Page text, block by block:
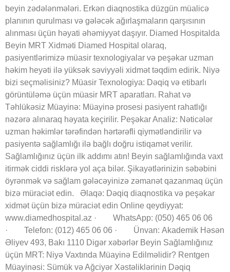
beyin zədələnmələri. Erkən diaqnostika düzgün müalicə
planının qurulması və gələcək ağırlaşmaların qarşısının
alınması üçün həyati əhəmiyyət daşıyır. Diamed Hospitalda
Beyin MRT Xidməti Diamed Hospital olaraq,
pasiyentlərimizə müasir texnologiyalar və peşəkar uzman
həkim heyəti ilə yüksək səviyyəli xidmət təqdim edirik. Niyə
bizi seçməlisiniz? Müasir Texnologiya: Dəqiq və etibarlı
görüntüləmə üçün müasir MRT aparatları. Rahat və
Təhlükəsiz Müayinə: Müayinə prosesi pasiyent rahatlığı
nəzərə alınaraq həyata keçirilir. Peşəkar Analiz: Nəticələr
uzman həkimlər tərəfindən hərtərəfli qiymətləndirilir və
pasiyentə sağlamlığı ilə bağlı doğru istiqamət verilir.
Sağlamlığınız üçün ilk addımı atın! Beyin sağlamlığında vaxt
itirmək ciddi risklərə yol aça bilər. Şikayətlərinizin səbəbini
öyrənmək və sağlam gələcəyinizə zəmanət qazanmaq üçün
bizə müraciət edin. Əlaqə: Dəqiq diaqnostika və peşəkar
xidmət üçün bizə müraciət edin Online qeydiyyat:
www.diamedhospital.az · WhatsApp: (050) 465 06 06
· Telefon: (012) 465 06 06 · Ünvan: Akademik Həsən
Əliyev 493, Bakı 1110 Digər xəbərlər Beyin Sağlamlığınız
üçün MRT: Niyə Vaxtında Müayinə Edilməlidir? Rentgen
Müayinəsi: Sümük və Ağciyər Xəstəliklərinin Dəqiq